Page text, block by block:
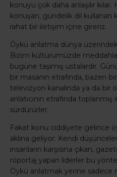
konuyu çok daha anlaşılır
konuşan, gündelik dil kullanan
rahat bir iletişim içine gireriz.
Öykü anlatma dünya
Bizim kültürümüzde
bugüne taşımış ustalardır.
bir masanın etrafında, bazen
televizyon kanalında ya da bir
anlatıcının etrafında
sürdürürler.
Fakat konu ciddiyete gelince
aklına geliyor. Kendi
insanların karşısına çıkan,
röportaj yapan liderler bu
Öykü anlatmak yerine sadece